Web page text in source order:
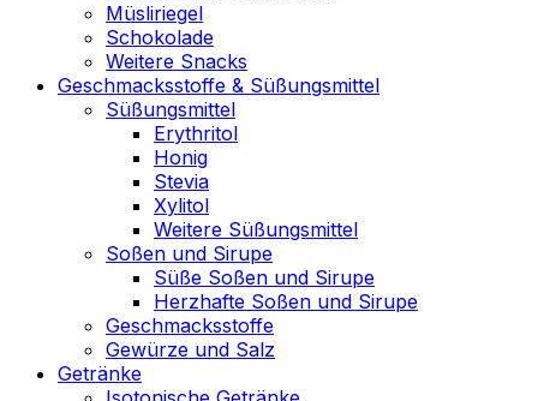
Müsliriegel
Schokolade
Weitere Snacks
Geschmacksstoffe & Süßungsmittel
Süßungsmittel
Erythritol
Honig
Stevia
Xylitol
Weitere Süßungsmittel
Soßen und Sirupe
Süße Soßen und Sirupe
Herzhafte Soßen und Sirupe
Geschmacksstoffe
Gewürze und Salz
Getränke